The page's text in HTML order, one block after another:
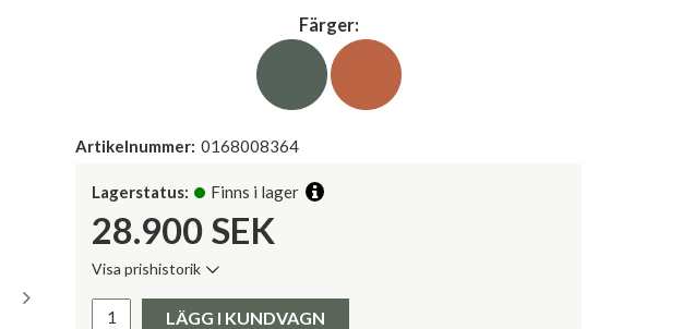
Färger:
Artikelnummer: 0168008364
Lagerstatus: Finns i lager
28.900 SEK
Visa prishistorik
Pris:
LÄGG I KUNDVAGN